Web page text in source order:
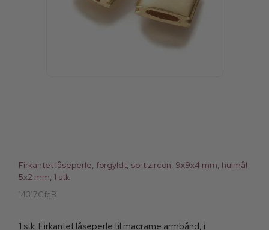
Firkantet låseperle, forgyldt, sort zircon, 9x9x4 mm, hulmål
5x2 mm, 1 stk
14317CfgB
1 stk. Firkantet låseperle til macrame armbånd, i